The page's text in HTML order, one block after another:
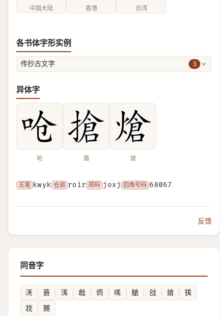
中国大陆 香港 台湾
各书体字形实例
传抄古文字 3
异体字
呛 搶 熗
五笔 kwyk 仓颉 roir 郑码 joxj 四角号码 68067
反馈
同音字
㳾 篬 溬 戧 鸧 嗴 䤌 戗 搶
獇
戕
䵁